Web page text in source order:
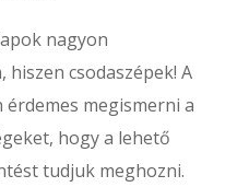
nagyon
hiszen csodaszépek! A
megismerni a
hogy a lehető
tudjuk meghozni.